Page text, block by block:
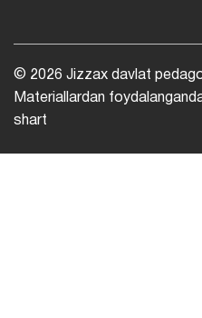
© 2026 Jizzax davlat
Materiallardan
shart